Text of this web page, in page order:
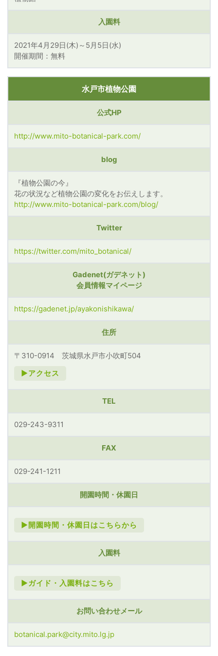
入園料
2021年4月29日(木)～5月5日(水)
開催期間：無料
水戸市植物公園
公式HP
http://www.mito-botanical-park.com/
blog
『植物公園の今』
花の状況など植物公園の変化をお伝えします。
http://www.mito-botanical-park.com/blog/
Twitter
https://twitter.com/mito_botanical/
Gadenet(ガデネット)
会員情報マイページ
https://gadenet.jp/ayakonishikawa/
住所
〒310-0914 茨城県水戸市小吹町504
►アクセス
TEL
029-243-9311
FAX
029-241-1211
開園時間・休園日
►開園時間・休園日はこちらから
入園料
►ガイド・入園料はこちら
お問い合わせメール
botanical.park@city.mito.lg.jp